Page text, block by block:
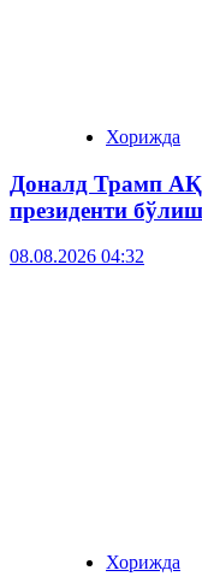
Хорижда
Доналд Трамп
президенти
08.08.2026 04:32
Хорижда